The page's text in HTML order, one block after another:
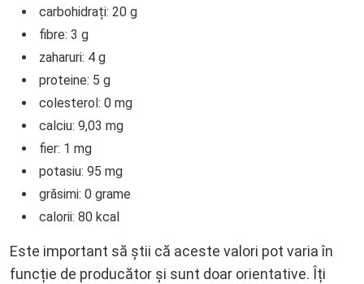
carbohidrați: 20 g
fibre: 3 g
zaharuri: 4 g
proteine: 5 g
colesterol: 0 mg
calciu: 9,03 mg
fier: 1 mg
potasiu: 95 mg
grăsimi: 0 grame
calorii: 80 kcal
Este important să știi că aceste valori pot varia în
funcție de producător și sunt doar orientative. Îți